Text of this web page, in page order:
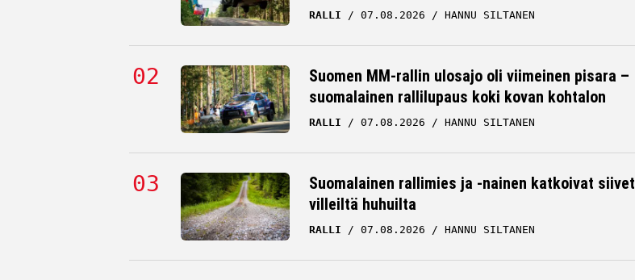
RALLI 07.08.2026 HANNU SILTANEN
Suomen MM-rallin ulosajo oli viimeinen pisara –
suomalainen rallilupaus koki kovan kohtalon
RALLI 07.08.2026 HANNU SILTANEN
Suomalainen rallimies ja -nainen katkoivat siivet
villeiltä huhuilta
RALLI 07.08.2026 HANNU SILTANEN